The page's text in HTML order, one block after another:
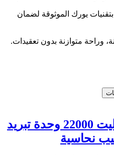
يورك الموثوقة لضمان
وراحة متوازنة بدون تعقيدات.
مكيف يورك ستيلر سبليت 22000 وحدة تبريد